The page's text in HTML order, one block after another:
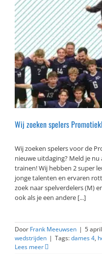
Wij zoeken spelers
Wij zoeken spelers voor de
nieuwe uitdaging? Meld je
trainen! Wij hebben 2 super
jonge talenten en ervaren
zoek naar spelverdelers (M)
ook als je een andere [...]
Door Frank Meeuwsen | 5
wedstrijden | Tags:dames 4,
Lees meer